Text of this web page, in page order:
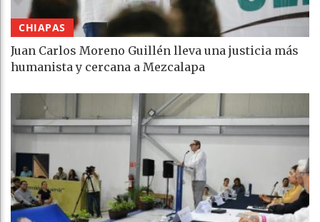
CHIAPAS
Juan Carlos Moreno Guillén lleva una justicia más
humanista y cercana a Mezcalapa